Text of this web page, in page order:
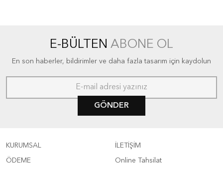
E-BÜLTEN ABONE OL
En son haberler, bildirimler ve daha fazla tasarım için kaydolun
GÖNDER
KURUMSAL
ÖDEME
İLETİŞİM
Online Tahsilat